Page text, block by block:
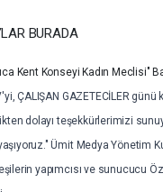
BURADA
Kent Konseyi Kadın Meclisi"
ÇALIŞAN GAZETECİLER
dolayı teşekkürlerimizi
Ümit Medya Yönetim
yapımcısı ve sunucucu